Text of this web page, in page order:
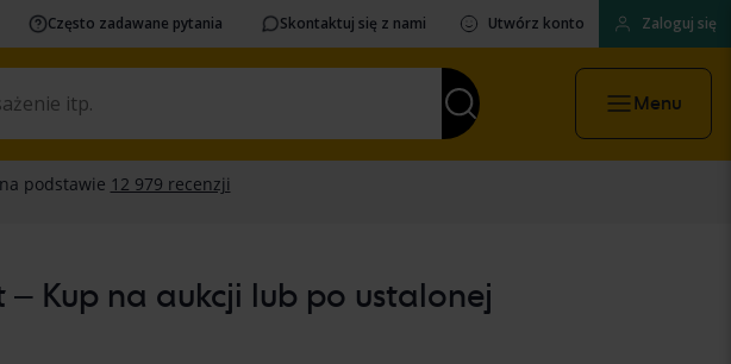
Często zadawane pytania Skontaktuj się z nami Utwórz konto Zaloguj się
Menu
– Kup na aukcji lub po ustalonej